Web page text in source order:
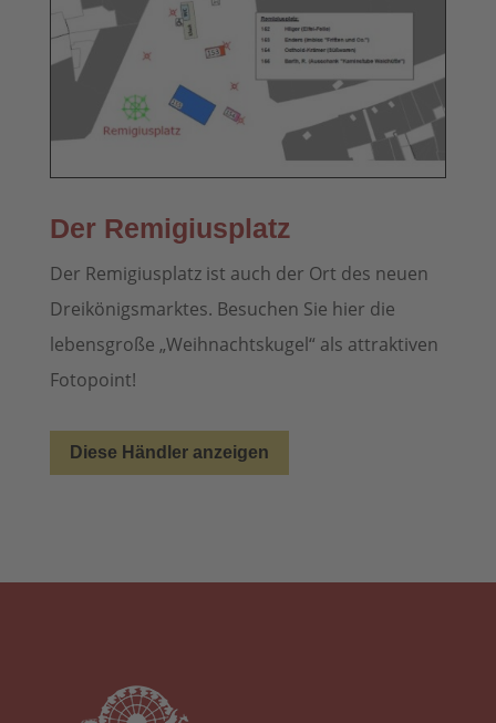
Der Remigiusplatz
Der Remigiusplatz ist auch der Ort des neuen
Dreikönigsmarktes. Besuchen Sie hier die
lebensgroße „Weihnachtskugel“ als attraktiven
Fotopoint!
Diese Händler anzeigen